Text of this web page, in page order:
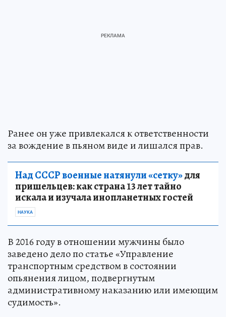
Ранее он уже привлекался к ответственности
за вождение в пьяном виде и лишался прав.
Над СССР военные натянули «сетку»для
пришельцев: как страна 13 лет тайно
искала и изучала инопланетных гостей
НАУКА
В 2016 году в отношении мужчины было
заведено дело по статье «Управление
транспортным средством в состоянии
опьянения лицом, подвергнутым
административному наказанию или имеющим
судимость».